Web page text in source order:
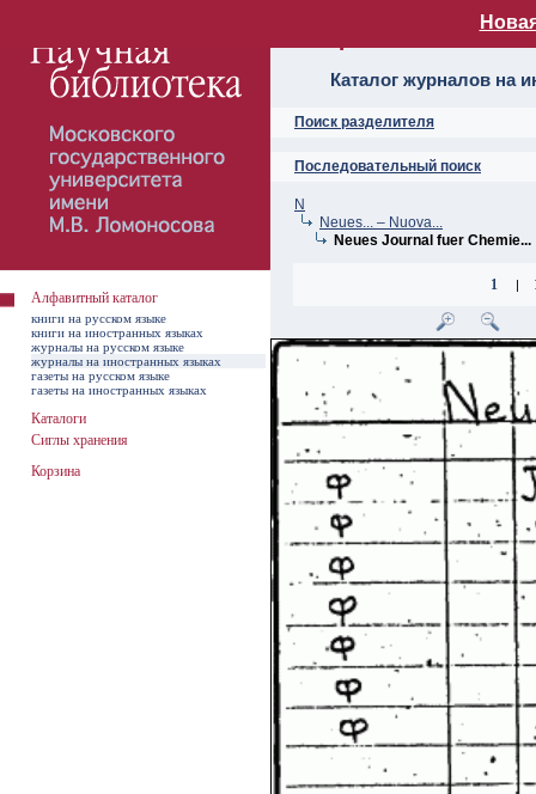
Алфавитный
Каталог журналов на
Поиск разделителя
Последовательный поиск
N
Neues... – Nuova...
Neues Journal fuer Chemie...
1 |
Алфавитный каталог
книги на русском языке
книги на иностранных языках
журналы на русском языке
журналы на иностранных языках
газеты на русском языке
газеты на иностранных языках
Каталоги
Сиглы хранения
Корзина